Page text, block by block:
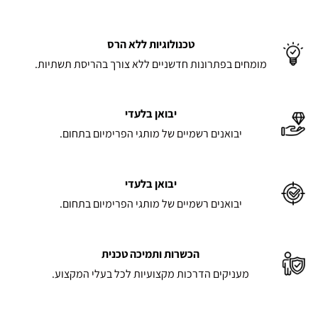
טכנולוגיות ללא הרס
מומחים בפתרונות חדשניים ללא צורך בהריסת תשתיות.
יבואן בלעדי
יבואנים רשמיים של מותגי הפרימיום בתחום.
יבואן בלעדי
יבואנים רשמיים של מותגי הפרימיום בתחום.
הכשרות ותמיכה טכנית
מעניקים הדרכות מקצועיות לכל בעלי המקצוע.